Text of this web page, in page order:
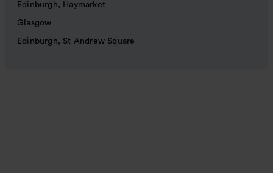
Edinburgh, Haymarket
Glasgow
Edinburgh, St Andrew Square